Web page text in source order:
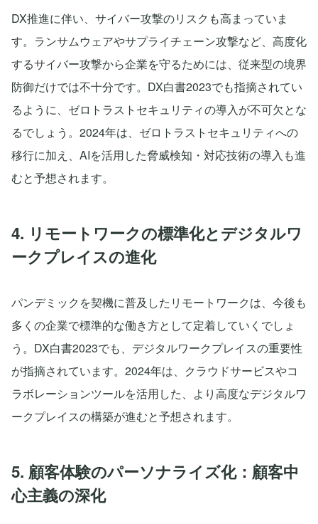
DX推進に伴い、サイバー攻撃のリスクも高まっていま
す。ランサムウェアやサプライチェーン攻撃など、高度化
するサイバー攻撃から企業を守るためには、従来型の境界
防御だけでは不十分です。DX白書2023でも指摘されてい
るように、ゼロトラストセキュリティの導入が不可欠とな
るでしょう。2024年は、ゼロトラストセキュリティへの
移行に加え、AIを活用した脅威検知・対応技術の導入も進
むと予想されます。
4. リモートワークの標準化とデジタルワ
ークプレイスの進化
パンデミックを契機に普及したリモートワークは、今後も
多くの企業で標準的な働き方として定着していくでしょ
う。DX白書2023でも、デジタルワークプレイスの重要性
が指摘されています。2024年は、クラウドサービスやコ
ラボレーションツールを活用した、より高度なデジタルワ
ークプレイスの構築が進むと予想されます。
5. 顧客体験のパーソナライズ化：顧客中
心主義の深化